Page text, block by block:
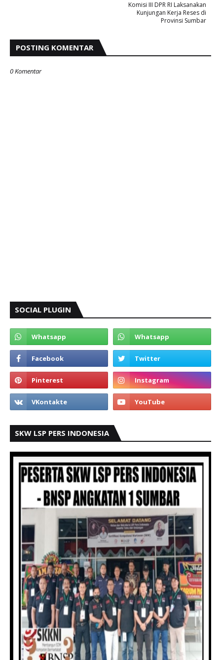
Komisi III DPR RI Laksanakan
Kunjungan Kerja Reses di
Provinsi Sumbar
POSTING KOMENTAR
0 Komentar
SOCIAL PLUGIN
SKW LSP PERS INDONESIA